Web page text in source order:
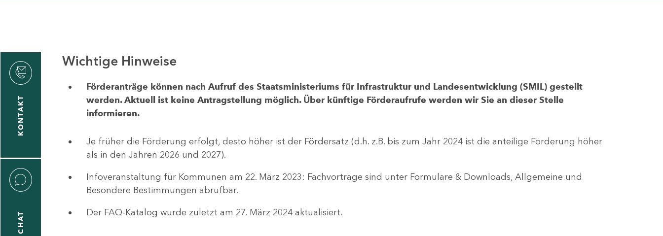
KONTAKT
CHAT
Wichtige Hinweise
Förderanträge können nach Aufruf des Staatsministeriums für Infrastruktur und Landesentwicklung (SMIL) gestellt
werden. Aktuell ist keine Antragstellung möglich. Über künftige Förderaufrufe werden wir Sie an dieser Stelle
informieren.
Je früher die Förderung erfolgt, desto höher ist der Fördersatz (d.h. z.B. bis zum Jahr 2024 ist die anteilige Förderung höher
als in den Jahren 2026 und 2027).
Infoveranstaltung für Kommunen am 22. März 2023: Fachvorträge sind unter Formulare & Downloads, Allgemeine und
Besondere Bestimmungen abrufbar.
Der FAQ-Katalog wurde zuletzt am 27. März 2024 aktualisiert.